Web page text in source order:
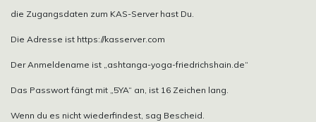
die Zugangsdaten zum KAS-Server hast Du.
Die Adresse ist https://kasserver.com
Der Anmeldename ist „ashtanga-yoga-friedrichshain.de“
Das Passwort fängt mit „5YA“ an, ist 16 Zeichen lang.
Wenn du es nicht wiederfindest, sag Bescheid.